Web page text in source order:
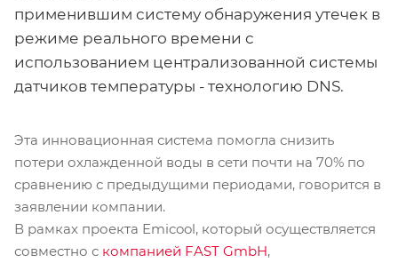
применившим систему обнаружения утечек в
режиме реального времени с
использованием централизованной системы
датчиков температуры - технологию DNS.
Эта инновационная система помогла снизить
потери охлажденной воды в сети почти на 70% по
сравнению с предыдущими периодами, говорится в
заявлении компании.
В рамках проекта Emicool, который осуществляется
совместно с компанией FAST GmbH,